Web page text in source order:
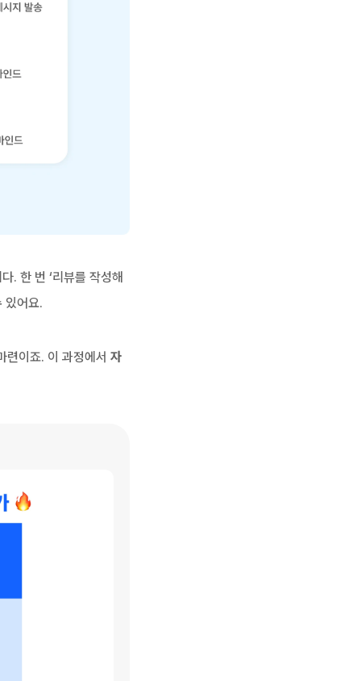
. 한 번 ‘리뷰를 작성해
있어요.
련이죠. 이 과정에서 자